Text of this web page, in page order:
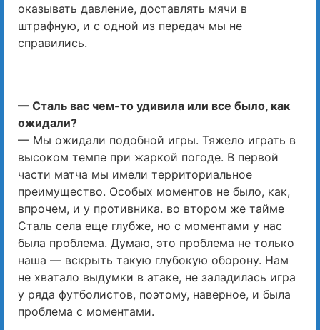
оказывать давление, доставлять мячи в
штрафную, и с одной из передач мы не
справились.
— Сталь вас чем-то удивила или все было, как
ожидали?
— Мы ожидали подобной игры. Тяжело играть в
высоком темпе при жаркой погоде. В первой
части матча мы имели территориальное
преимущество. Особых моментов не было, как,
впрочем, и у противника. во втором же тайме
Сталь села еще глубже, но с моментами у нас
была проблема. Думаю, это проблема не только
наша — вскрыть такую глубокую оборону. Нам
не хватало выдумки в атаке, не заладилась игра
у ряда футболистов, поэтому, наверное, и была
проблема с моментами.